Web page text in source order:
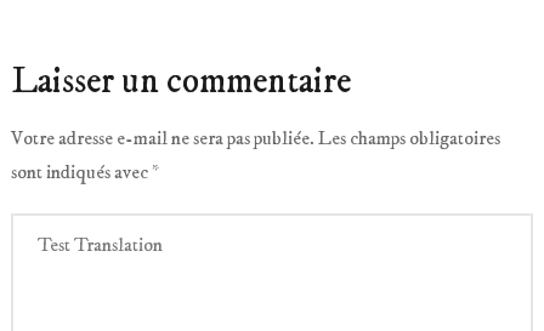
Laisser un commentaire
Votre adresse e-mail ne sera pas publiée. Les champs obligatoires
sont indiqués avec *